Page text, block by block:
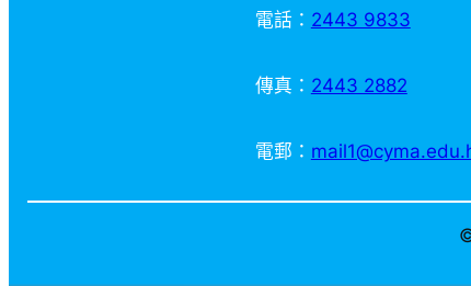
電話： 2443 9833
傳真： 2443 2882
電郵：